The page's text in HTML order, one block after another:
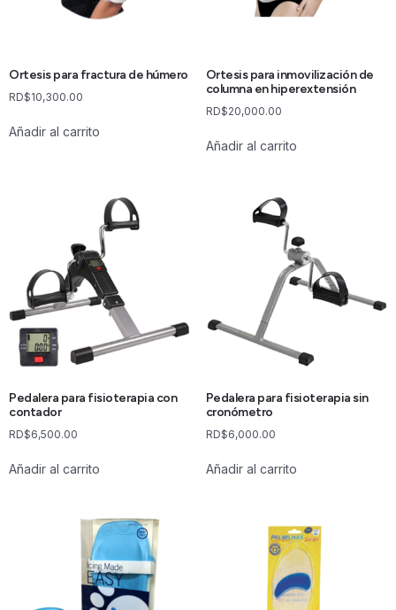
Ortesis para fractura de húmero
RD$10,300.00
Añadir al carrito
Ortesis para inmovilización de
columna en hiperextensión
RD$20,000.00
Añadir al carrito
Pedalera para fisioterapia con
contador
RD$6,500.00
Añadir al carrito
Pedalera para fisioterapia sin
cronómetro
RD$6,000.00
Añadir al carrito